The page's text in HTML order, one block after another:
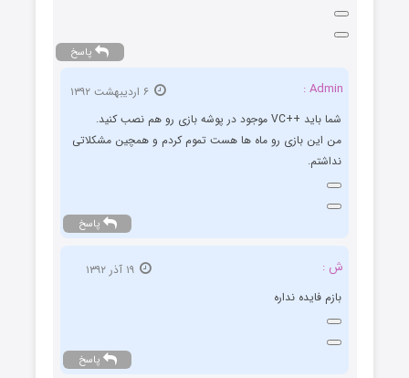
پاسخ
Admin :
شما باید ++VC موجود در پوشه بازی رو هم نصب کنید.
من این بازی رو ماه ها هست تموم کردم و همچین مشکلاتی
نداشتم.
پاسخ
ش :
۱۹ آذر ۱۳۹۲
بازم فايده نداره
پاسخ